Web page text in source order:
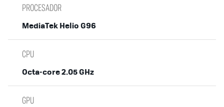
PROCESADOR
MediaTek Helio G96
CPU
Octa-core 2.05 GHz
GPU